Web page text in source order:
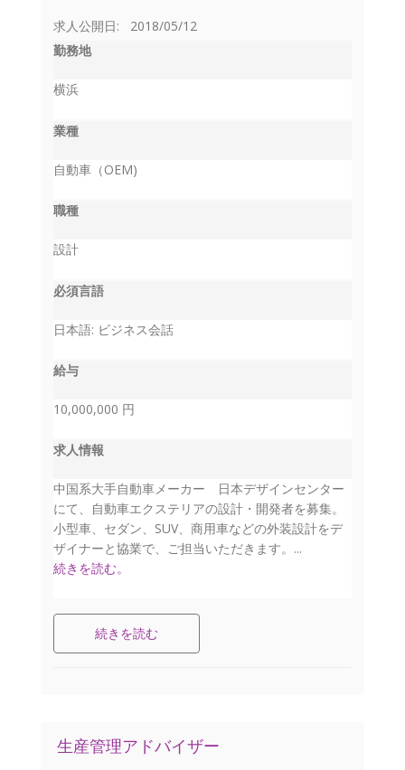
求人公開日: 2018/05/12
勤務地
横浜
業種
自動車（OEM)
職種
設計
必須言語
日本語: ビジネス会話
給与
10,000,000 円
求人情報
中国系大手自動車メーカー 日本デザインセンター
にて、自動車エクステリアの設計・開発者を募集。
小型車、セダン、SUV、商用車などの外装設計をデ
ザイナーと協業で、ご担当いただきます。...
続きを読む。
続きを読む
生産管理アドバイザー